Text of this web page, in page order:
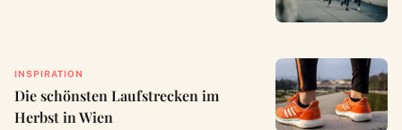
INSPIRATION
Die schönsten Laufstrecken im
Herbst in Wien